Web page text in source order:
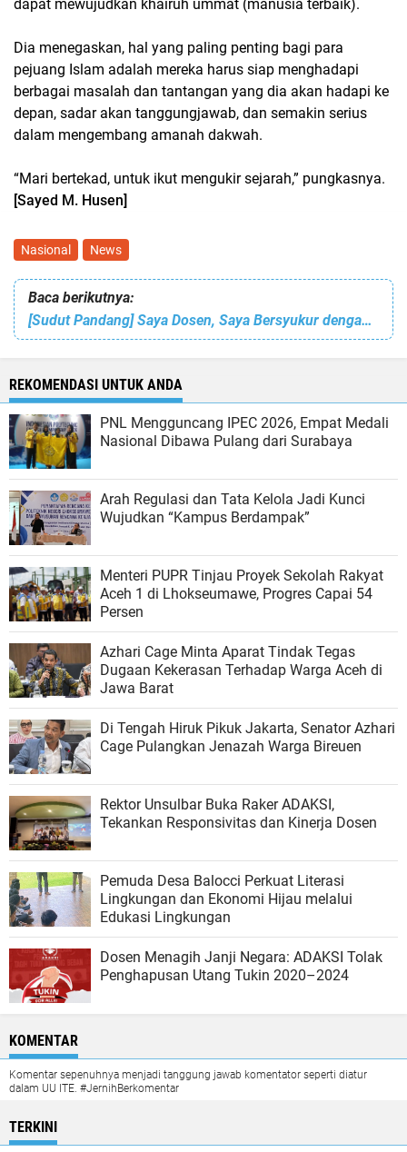
dapat mewujudkan khairuh ummat (manusia terbaik).
Dia menegaskan, hal yang paling penting bagi para
pejuang Islam adalah mereka harus siap menghadapi
berbagai masalah dan tantangan yang dia akan hadapi ke
depan, sadar akan tanggungjawab, dan semakin serius
dalam mengembang amanah dakwah.
“Mari bertekad, untuk ikut mengukir sejarah,” pungkasnya.
[Sayed M. Husen]
Nasional News
Baca berikutnya:
[Sudut Pandang] Saya Dosen, Saya Bersyukur dengan Profesi Ini
REKOMENDASI UNTUK ANDA
PNL Mengguncang IPEC 2026, Empat Medali
Nasional Dibawa Pulang dari Surabaya
Arah Regulasi dan Tata Kelola Jadi Kunci
Wujudkan “Kampus Berdampak”
Menteri PUPR Tinjau Proyek Sekolah Rakyat
Aceh 1 di Lhokseumawe, Progres Capai 54
Persen
Azhari Cage Minta Aparat Tindak Tegas
Dugaan Kekerasan Terhadap Warga Aceh di
Jawa Barat
Di Tengah Hiruk Pikuk Jakarta, Senator Azhari
Cage Pulangkan Jenazah Warga Bireuen
Rektor Unsulbar Buka Raker ADAKSI,
Tekankan Responsivitas dan Kinerja Dosen
Pemuda Desa Balocci Perkuat Literasi
Lingkungan dan Ekonomi Hijau melalui
Edukasi Lingkungan
Dosen Menagih Janji Negara: ADAKSI Tolak
Penghapusan Utang Tukin 2020–2024
KOMENTAR
Komentar sepenuhnya menjadi tanggung jawab komentator seperti diatur
dalam UU ITE. #JernihBerkomentar
TERKINI